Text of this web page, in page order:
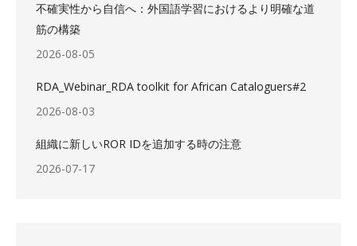
不確実性から自信へ：外国語学習におけるより明確な道
筋の構築
2026-08-05
RDA_Webinar_RDA toolkit for African Cataloguers#2
2026-08-03
組織に新しいROR IDを追加する時の注意
2026-07-17